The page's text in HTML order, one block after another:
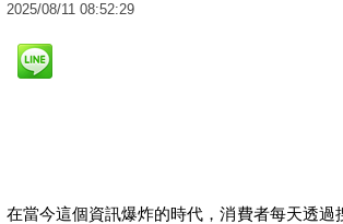
2025/08/11 08:52:29
在當今這個資訊爆炸的時代，消費者每天透過